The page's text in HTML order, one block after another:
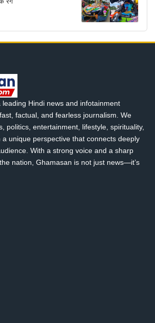
Hindi news and infotainment
factual, and fearless journalism. We
politics, entertainment, lifestyle, spirituality,
unique perspective that connects deeply
With a strong voice and a sharp
nation, Ghamasan is not just news—it’s